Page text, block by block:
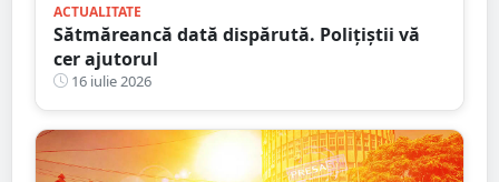
ACTUALITATE
Sătmăreancă dată dispărută. Polițiștii vă
cer ajutorul
16 iulie 2026